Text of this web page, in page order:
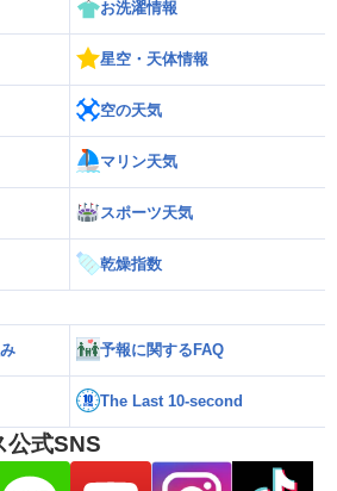
お洗濯情報
星空・天体情報
空の天気
マリン天気
スポーツ天気
乾燥指数
予報に関するFAQ
The Last 10-second
公式SNS